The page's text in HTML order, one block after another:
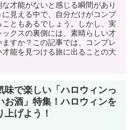
才能がないと感じる瞬間があり
見える中で、自分だけがコンプ
ともあるでしょう。しかし、実
クスの裏側には、素晴らしい才
すか？この記事では、コンプレ
能を見つける旅に出ることの大
味で楽しい「ハロウィンっ
お酒」特集！ハロウィンを
上げよう！